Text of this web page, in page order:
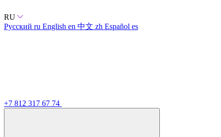
RU
Русский ru English en 中文 zh Español es
+7 812 317 67 74